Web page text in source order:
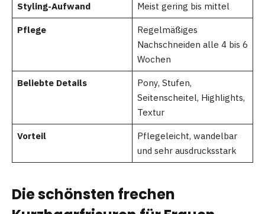
Styling-Aufwand Meist gering bis mittel
Pflege
Regelmäßiges
Nachschneiden alle 4 bis 6
Wochen
Beliebte Details
Pony, Stufen,
Seitenscheitel, Highlights,
Textur
Vorteil
Pflegeleicht, wandelbar
und sehr ausdrucksstark
Die schönsten frechen